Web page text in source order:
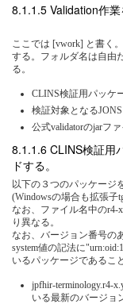
Validation作
ここでは [vwork] と書く
する。フォルダ名は自
る。
CLINS検証用パッケ
検証対象となる
公式validatorのjarフ
CLINS検証用
ドする。
以下の３つのパッケージ
(Windowsの場合も拡張子
なお、ファイル名中のr4-
り異なる。
なお、バージョン番号の
system値の記法に
いるパッケージであるこ
jpfhir-terminology.r4-
いる最新のバージョ